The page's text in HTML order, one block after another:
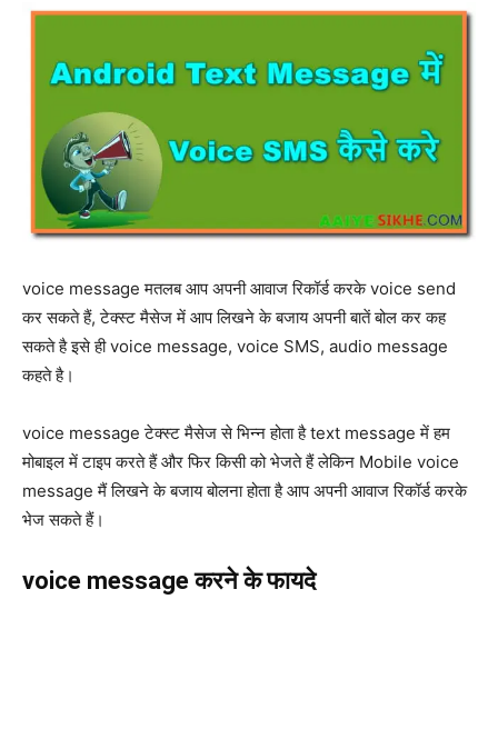
voice message मतलब आप अपनी आवाज रिकॉर्ड करके voice send
कर सकते हैं, टेक्स्ट मैसेज में आप लिखने के बजाय अपनी बातें बोल कर कह
सकते है इसे ही voice message, voice SMS, audio message
कहते है।
voice message टेक्स्ट मैसेज से भिन्न होता है text message में हम
मोबाइल में टाइप करते हैं और फिर किसी को भेजते हैं लेकिन Mobile voice
message मैं लिखने के बजाय बोलना होता है आप अपनी आवाज रिकॉर्ड करके
भेज सकते हैं।
voice message करने के फायदे